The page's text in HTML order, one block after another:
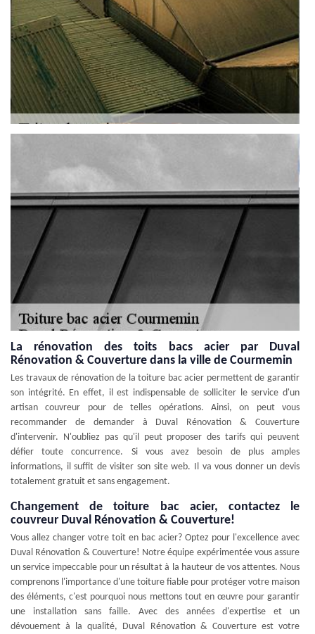
La rénovation des toits bacs acier par Duval
Rénovation & Couverture dans la ville de Courmemin
Les travaux de rénovation de la toiture bac acier permettent de garantir
son intégrité. En effet, il est indispensable de solliciter le service d'un
artisan couvreur pour de telles opérations. Ainsi, on peut vous
recommander de demander à Duval Rénovation & Couverture
d'intervenir. N'oubliez pas qu'il peut proposer des tarifs qui peuvent
défier toute concurrence. Si vous avez besoin de plus amples
informations, il suffit de visiter son site web. Il va vous donner un devis
totalement gratuit et sans engagement.
Changement de toiture bac acier, contactez le
couvreur Duval Rénovation & Couverture!
Vous allez changer votre toit en bac acier? Optez pour l'excellence avec
Duval Rénovation & Couverture! Notre équipe expérimentée vous assure
un service impeccable pour un résultat à la hauteur de vos attentes. Nous
comprenons l'importance d'une toiture fiable pour protéger votre maison
des éléments, c'est pourquoi nous mettons tout en œuvre pour garantir
une installation sans faille. Avec des années d'expertise et un
dévouement à la qualité, Duval Rénovation & Couverture est votre